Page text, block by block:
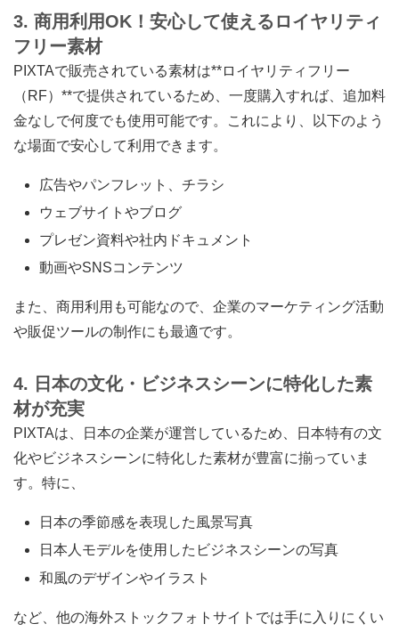
3. 商用利用OK！安心して使えるロイヤリティ
フリー素材
PIXTAで販売されている素材は**ロイヤリティフリー
（RF）**で提供されているため、一度購入すれば、追加料
金なしで何度でも使用可能です。これにより、以下のよう
な場面で安心して利用できます。
広告やパンフレット、チラシ
ウェブサイトやブログ
プレゼン資料や社内ドキュメント
動画やSNSコンテンツ
また、商用利用も可能なので、企業のマーケティング活動
や販促ツールの制作にも最適です。
4. 日本の文化・ビジネスシーンに特化した素
材が充実
PIXTAは、日本の企業が運営しているため、日本特有の文
化やビジネスシーンに特化した素材が豊富に揃っていま
す。特に、
日本の季節感を表現した風景写真
日本人モデルを使用したビジネスシーンの写真
和風のデザインやイラスト
など、他の海外ストックフォトサイトでは手に入りにくい